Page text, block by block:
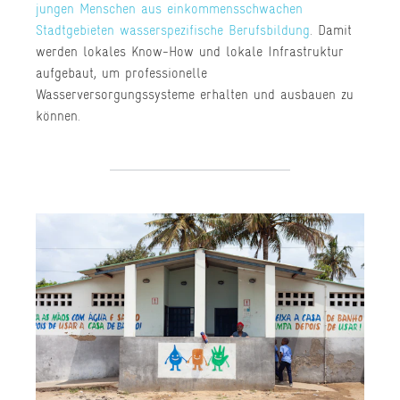
jungen Menschen aus einkommensschwachen
Stadtgebieten wasserspezifische Berufsbildung . Damit
werden lokales Know-How und lokale Infrastruktur
aufgebaut, um professionelle
Wasserversorgungssysteme erhalten und ausbauen zu
können.